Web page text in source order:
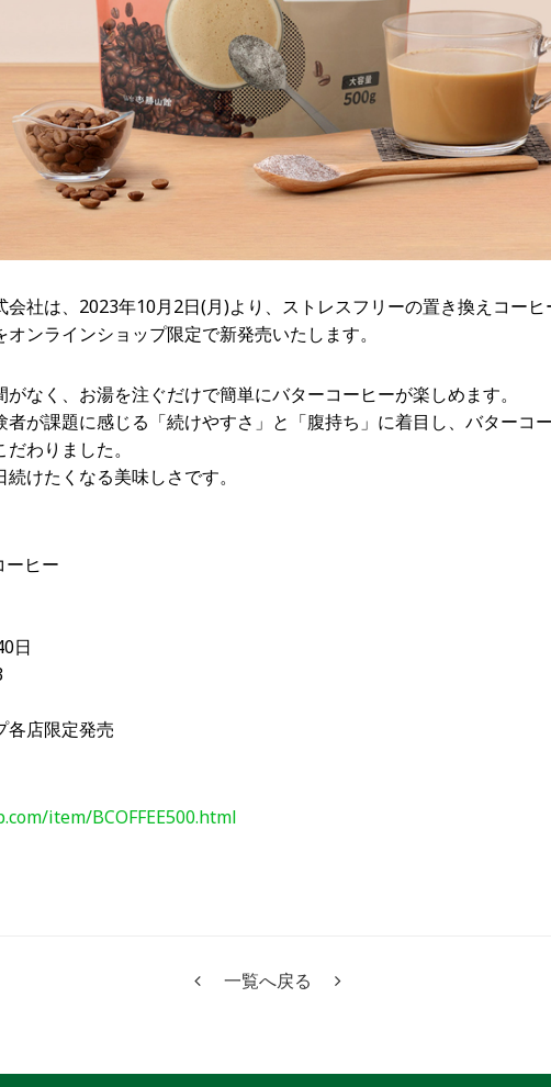
会社は、2023年10月2日(月)より、ストレスフリーの置き換えコー
ンラインショップ限定で新発売いたします。
なく、お湯を注ぐだけで簡単にバターコーヒーが楽しめます。
者が課題に感じる「続けやすさ」と「腹持ち」に着目し、バターコ
わりました。
けたくなる美味しさです。
ーヒー
日
店限定発売
item/BCOFFEE500.html
一覧へ戻る